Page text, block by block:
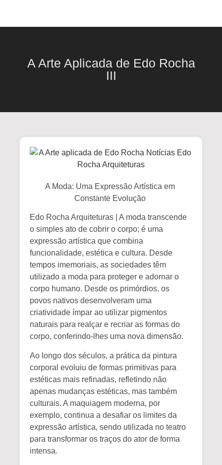
A Arte Aplicada de Edo Rocha
III
A Moda: Uma Expressão Artística em
Constante Evolução
Edo Rocha Arquiteturas | A moda transcende
o simples ato de cobrir o corpo; é uma
expressão artística que combina
funcionalidade, estética e cultura. Desde
tempos imemoriais, as sociedades têm
utilizado a moda para proteger e adornar o
corpo humano. Desde os primórdios, os
povos nativos desenvolveram uma
criatividade ímpar ao utilizar pigmentos
naturais para realçar e recriar as formas do
corpo, conferindo-lhes uma nova dimensão.
Ao longo dos séculos, a prática da pintura
corporal evoluiu de formas primitivas para
estéticas mais refinadas, refletindo não
apenas mudanças estéticas, mas também
culturais. A maquiagem moderna, por
exemplo, continua a desafiar os limites da
expressão artística, sendo utilizada no teatro
para transformar os traços do ator de forma
intensa.